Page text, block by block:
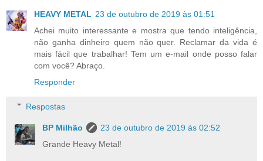
HEAVY METAL 23 de outubro de 2019 às 01:51
Achei muito interessante e mostra que tendo inteligência,
não ganha dinheiro quem não quer. Reclamar da vida é
mais fácil que trabalhar! Tem um e-mail onde posso falar
com você? Abraço.
Responder
Respostas
BP Milhão
23 de outubro de 2019 às 02:52
Grande Heavy Metal!